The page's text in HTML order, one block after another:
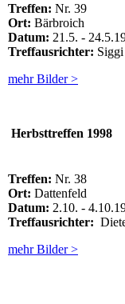
Treffen: Nr. 39
Ort: Bärbroich
Datum: 21.5. -
Treffausrichter:
mehr Bilder >
Herbsttreffen 1998
Treffen: Nr. 38
Ort: Dattenfeld
Datum: 2.10. -
Treffausrichter:
mehr Bilder >